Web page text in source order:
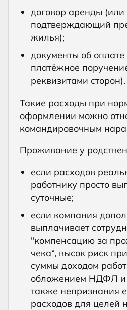
договор аренды (или
подтверждающий
жилья);
документы об оплате
платёжное
реквизитами сторон).
Такие расходы при
оформлении можно
командировочным
Проживание у
если расходов
работнику просто
суточные;
если компания
выплачивает
"компенсацию за
чека“, высок риск
суммы доходом
обложением НДФЛ и
также непризнания
расходов для целей